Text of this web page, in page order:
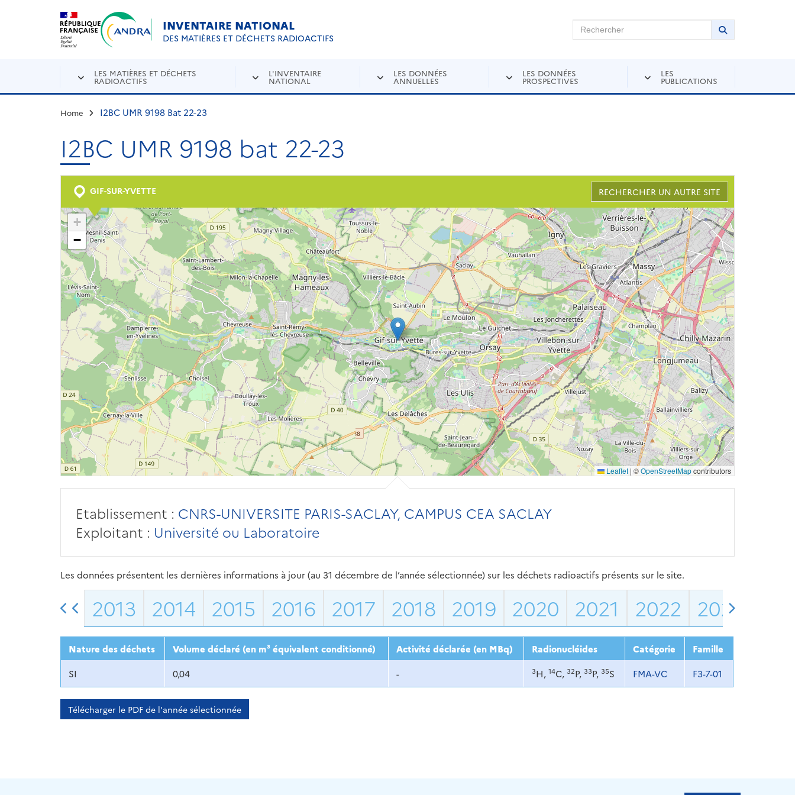
Aller au contenu principal
INVENTAIRE NATIONAL
DES MATIÈRES ET DÉCHETS RADIOACTIFS
Rechercher sur Andra Inventaire Rechercher
Lancer la
LES MATIÈRES ET DÉCHETS
RADIOACTIFS
L'INVENTAIRE
NATIONAL
LES DONNÉES
ANNUELLES
LES DONNÉES
PROSPECTIVES
LES
PUBLICATIONS
Home I2BC UMR 9198 Bat 22-23
I2BC UMR 9198 bat 22-23
GIF-SUR-YVETTE RECHERCHER UN AUTRE SITE
+
−
Leaflet | ©OpenStreetMapcontributors
Etablissement : CNRS-UNIVERSITE PARIS-SACLAY, CAMPUS CEA SACLAY
Exploitant : Université ou Laboratoire
Les données présentent les dernières informations à jour (au 31 décembre de l’année sélectionnée) sur les déchets radioactifs présents sur le site.
2013 2014 2015 2016 2017 2018 2019 2020 2021 2022 2023
Nature des déchets Volume déclaré (en m³ équivalent conditionné) Activité déclarée (en MBq) Radionucléides Catégorie
Famille
SI
0,04 - 3H, 14C, 32P, 33P, 35S FMA-VC F3-7-01
Télécharger le PDF de l'année sélectionnée